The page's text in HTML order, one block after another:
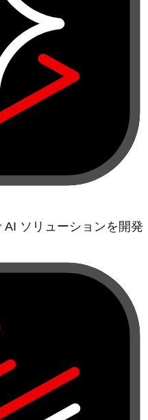
ソリューションを開発